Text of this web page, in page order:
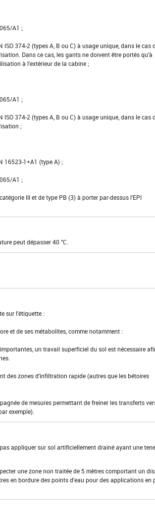
A1 ;
374-2 (types A, B ou C) à usage unique, dans le cas
Dans ce cas, les gants ne doivent être portés qu'à
à l'extérieur de la cabine ;
A1 ;
374-2 (types A, B ou C) à usage unique, dans le cas
;
16523-1+A1 (type A) ;
A1 ;
III et de type PB (3) à porter par-dessus l'EPI
peut dépasser 40 °C.
sur l'étiquette :
et de ses métabolites, comme notamment :
un travail superficiel du sol est nécessaire
des zones d'infiltration rapide (autres que les bétoires
de mesures permettant de freiner les transferts
exemple).
appliquer sur sol artificiellement drainé ayant une
une zone non traitée de 5 mètres comportant un
en bordure des points d'eau pour des applications en